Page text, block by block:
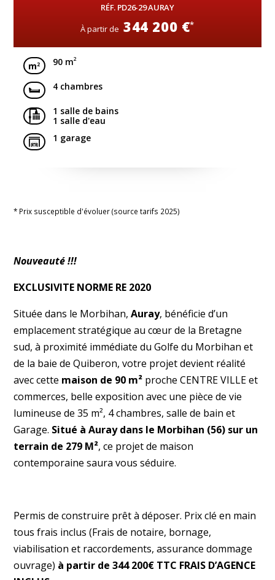
RÉF. PD26-29 AURAY
À partir de 344 200 €*
90 m2
4 chambres
1 salle de bains
1 salle d'eau
1 garage
* Prix susceptible d'évoluer (source tarifs 2025)
Nouveauté !!!
EXCLUSIVITE NORME RE 2020
Située dans le Morbihan,Auray, bénéficie d’un
emplacement stratégique au cœur de la Bretagne
sud, à proximité immédiate du Golfe du Morbihan et
de la baie de Quiberon, votre projet devient réalité
avec cette maison de 90 m² proche CENTRE VILLE et
commerces, belle exposition avec une pièce de vie
lumineuse de 35 m², 4 chambres, salle de bain et
Garage. Situé à Auray dans le Morbihan (56) sur un
terrain de 279 M², ce projet de maison
contemporaine saura vous séduire.
Permis de construire prêt à déposer. Prix clé en main
tous frais inclus (Frais de notaire, bornage,
viabilisation et raccordements, assurance dommage
ouvrage) à partir de 344 200€ TTC FRAIS D’AGENCE